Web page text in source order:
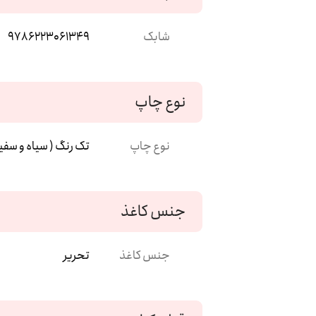
شابک 9786223061349
نوع چاپ
نوع چاپ تک رنگ ( سیاه و
جنس کاغذ
جنس کاغذ تحریر